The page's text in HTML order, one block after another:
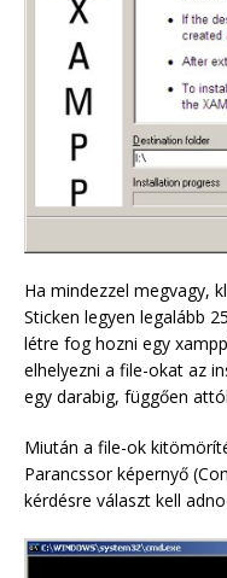
Ha mindezzel megvagy,
Sticken legyen legalább
létre fog hozni egy
elhelyezni a file-okat az
egy darabig, függően
Miután a file-ok
Parancssor képernyő
kérdésre választ kell